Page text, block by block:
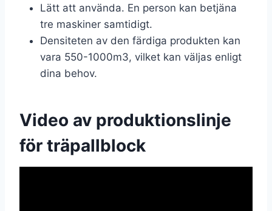
Lätt att använda. En person kan betjäna
tre maskiner samtidigt.
Densiteten av den färdiga produkten kan
vara 550-1000m3, vilket kan väljas enligt
dina behov.
Video av produktionslinje
för träpallblock